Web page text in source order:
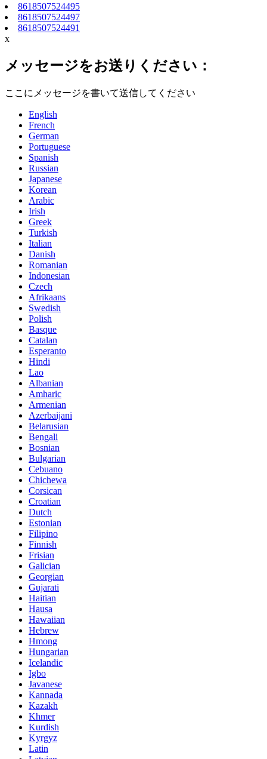
8618507524495
8618507524497
8618507524491
x
メッセージをお送りください：
ここにメッセージを書いて送信してください
English
French
German
Portuguese
Spanish
Russian
Japanese
Korean
Arabic
Irish
Greek
Turkish
Italian
Danish
Romanian
Indonesian
Czech
Afrikaans
Swedish
Polish
Basque
Catalan
Esperanto
Hindi
Lao
Albanian
Amharic
Armenian
Azerbaijani
Belarusian
Bengali
Bosnian
Bulgarian
Cebuano
Chichewa
Corsican
Croatian
Dutch
Estonian
Filipino
Finnish
Frisian
Galician
Georgian
Gujarati
Haitian
Hausa
Hawaiian
Hebrew
Hmong
Hungarian
Icelandic
Igbo
Javanese
Kannada
Kazakh
Khmer
Kurdish
Kyrgyz
Latin